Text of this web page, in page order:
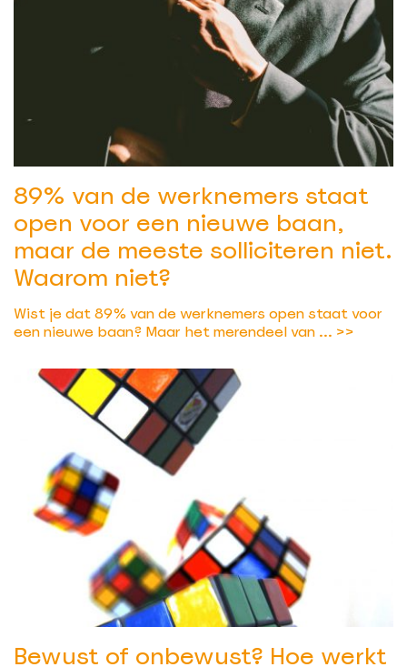
89% van de werknemers staat
open voor een nieuwe baan,
maar de meeste solliciteren niet.
Waarom niet?
Wist je dat 89% van de werknemers open staat voor
een nieuwe baan? Maar het merendeel van ... >>
Bewust of onbewust? Hoe werkt